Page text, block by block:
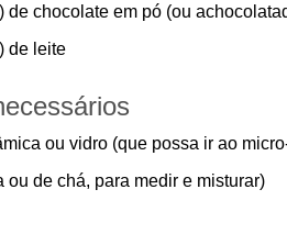
de chocolate em pó (ou
de leite
ou vidro (que possa ir ao
ou de chá, para medir e misturar)